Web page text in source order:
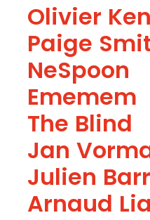
Olivier
Paige
NeSpoon
Ememem
The Blind
Jan
Julien
Arnaud